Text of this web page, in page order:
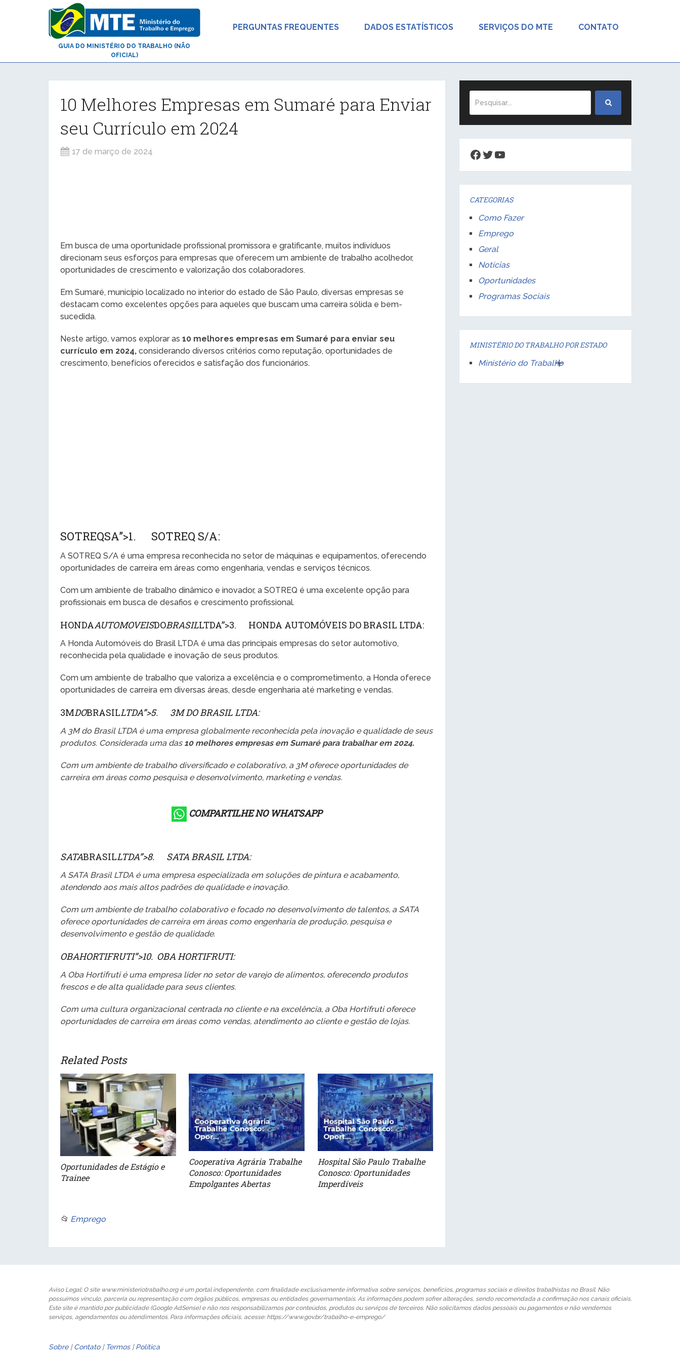
GUIA DO MINISTÉRIO DO TRABALHO (NÃO
OFICIAL)
PERGUNTAS FREQUENTES DADOS ESTATÍSTICOS SERVIÇOS DO MTE CONTATO
10 Melhores Empresas em Sumaré para Enviar
seu Currículo em 2024
17 de março de 2024
Em busca de uma oportunidade profissional promissora e gratificante, muitos indivíduos
direcionam seus esforços para empresas que oferecem um ambiente de trabalho acolhedor,
oportunidades de crescimento e valorização dos colaboradores.
Em Sumaré, município localizado no interior do estado de São Paulo, diversas empresas se
destacam como excelentes opções para aqueles que buscam uma carreira sólida e bem-
sucedida.
Neste artigo, vamos explorar as10 melhores empresas em Sumaré para enviar seu
currículo em 2024, considerando diversos critérios como reputação, oportunidades de
crescimento, benefícios oferecidos e satisfação dos funcionários.
SOTREQSA”>1. SOTREQ S/A:
A SOTREQ S/A é uma empresa reconhecida no setor de máquinas e equipamentos, oferecendo
oportunidades de carreira em áreas como engenharia, vendas e serviços técnicos.
Com um ambiente de trabalho dinâmico e inovador, a SOTREQ é uma excelente opção para
profissionais em busca de desafios e crescimento profissional.
HONDAAUTOMOVEISDOBRASILLTDA”>3. HONDA AUTOMÓVEIS DO BRASIL LTDA:
A Honda Automóveis do Brasil LTDA é uma das principais empresas do setor automotivo,
reconhecida pela qualidade e inovação de seus produtos.
Com um ambiente de trabalho que valoriza a excelência e o comprometimento, a Honda oferece
oportunidades de carreira em diversas áreas, desde engenharia até marketing e vendas.
3MDOBRASILLTDA”>5. 3M DO BRASIL LTDA:
A 3M do Brasil LTDA é uma empresa globalmente reconhecida pela inovação e qualidade de seus
produtos. Considerada uma das10 melhores empresas em Sumaré para trabalhar em 2024.
Com um ambiente de trabalho diversificado e colaborativo, a 3M oferece oportunidades de
carreira em áreas como pesquisa e desenvolvimento, marketing e vendas.
COMPARTILHE NO WHATSAPP
SATABRASILLTDA”>8. SATA BRASIL LTDA:
A SATA Brasil LTDA é uma empresa especializada em soluções de pintura e acabamento,
atendendo aos mais altos padrões de qualidade e inovação.
Com um ambiente de trabalho colaborativo e focado no desenvolvimento de talentos, a SATA
oferece oportunidades de carreira em áreas como engenharia de produção, pesquisa e
desenvolvimento e gestão de qualidade.
OBAHORTIFRUTI”>10. OBA HORTIFRUTI:
A Oba Hortifruti é uma empresa líder no setor de varejo de alimentos, oferecendo produtos
frescos e de alta qualidade para seus clientes.
Com uma cultura organizacional centrada no cliente e na excelência, a Oba Hortifruti oferece
oportunidades de carreira em áreas como vendas, atendimento ao cliente e gestão de lojas.
Related Posts
Oportunidades de Estágio e
Trainee
Cooperativa Agrária Trabalhe
Conosco: Oportunidades
Empolgantes Abertas
Hospital São Paulo Trabalhe
Conosco: Oportunidades
Imperdíveis
📂 Emprego
Facebook
Twitter
Youtube
CATEGORIAS
Como Fazer
Emprego
Geral
Notícias
Oportunidades
Programas Sociais
MINISTÉRIO DO TRABALHO POR ESTADO
Ministério do Trabalho
Aviso Legal: O site www.ministeriotrabalho.org é um portal independente, com finalidade exclusivamente informativa sobre serviços, benefícios, programas sociais e direitos trabalhistas no Brasil. Não
possuímos vínculo, parceria ou representação com órgãos públicos, empresas ou entidades governamentais. As informações podem sofrer alterações, sendo recomendada a confirmação nos canais oficiais.
Este site é mantido por publicidade (Google AdSense) e não nos responsabilizamos por conteúdos, produtos ou serviços de terceiros. Não solicitamos dados pessoais ou pagamentos e não vendemos
serviços, agendamentos ou atendimentos. Para informações oficiais, acesse: https://www.gov.br/trabalho-e-emprego/
Sobre|Contato| Termos|Política